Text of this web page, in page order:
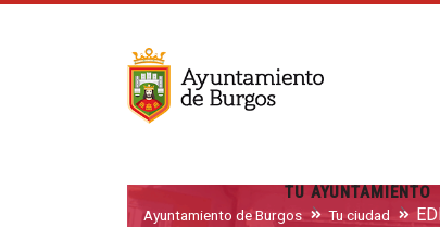
TU AYUNTAMIENTO
Ayuntamiento de Burgos Tu ciudad